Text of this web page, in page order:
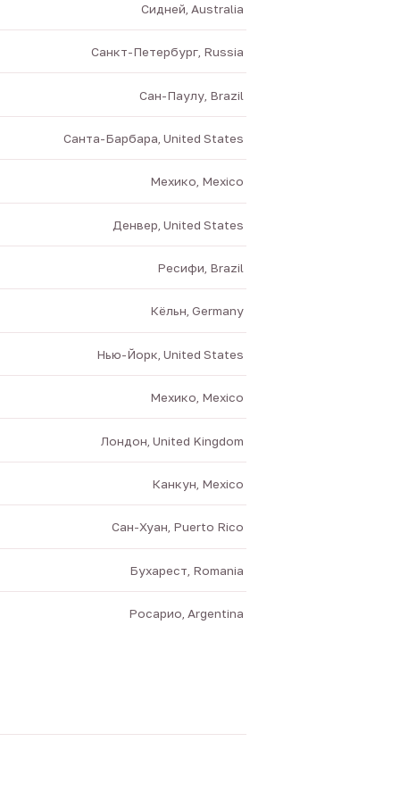
Сидней, Australia
Санкт-Петербург, Russia
Сан-Паулу, Brazil
Санта-Барбара, United States
Мехико, Mexico
Денвер, United States
Ресифи, Brazil
Кёльн, Germany
Нью-Йорк, United States
Мехико, Mexico
Лондон, United Kingdom
Канкун, Mexico
Сан-Хуан, Puerto Rico
Бухарест, Romania
Росарио, Argentina